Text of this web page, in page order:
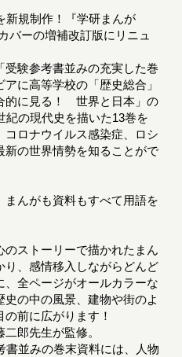
新規制作！『学研まんが
バーの増補改訂版にリニュ
受験参考書並みの充実した巻
に高等学校の「歴史総合」
的に見る！ 世界と日本」の
紀の現代史を描いた13巻を
ロナウイルス感染症、ロシ
新の世界情勢を知ることがで
まんがも資料もすべて用語を
のストーリーで描かれたまん
り、感情移入しながらどんど
、全ページがオールカラーな
の中の風景、建物や街のよ
前に広がります！
郎先生が監修。
書並みの巻末資料には、人物